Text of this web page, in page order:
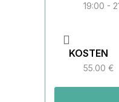
19:00 -
KOSTEN
55.00 €